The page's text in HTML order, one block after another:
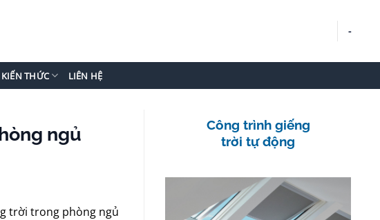
-
KIẾN THỨC LIÊN HỆ
ngủ
trời trong phòng ngủ
Công trình giếng
trời tự động